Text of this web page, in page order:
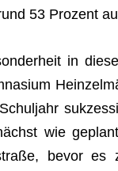
53 Pro­zent
in
wie
bevor es